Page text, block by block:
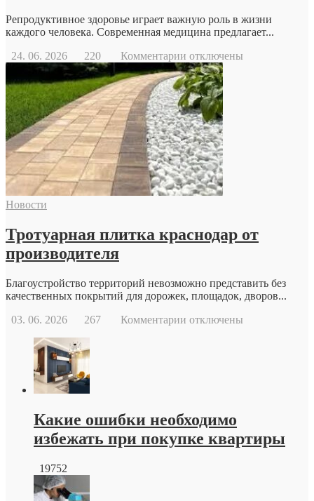
Репродуктивное здоровье играет важную роль в жизни
каждого человека. Современная медицина предлагает...
24. 06. 2026
220 Комментарии к
записи
Когда
стоит
обратиться
к
репродуктологу:
основные
причины
и
возможности
современной
отключены
Новости
Тротуарная плитка краснодар от
производителя
Благоустройство территорий невозможно представить без
качественных покрытий для дорожек, площадок, дворов...
03. 06. 2026
267 Комментарии котключены
Какие ошибки необходимо
избежать при покупке квартиры
19752